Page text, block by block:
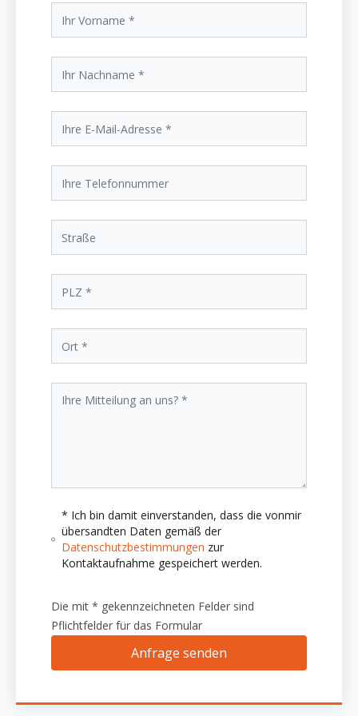
* Ich bin damit einverstanden, dass die vonmir
übersandten Daten gemäß der
Datenschutzbestimmungen zur
Kontaktaufnahme gespeichert werden.
Die mit * gekennzeichneten Felder sind
Pflichtfelder für das Formular
Anfrage senden